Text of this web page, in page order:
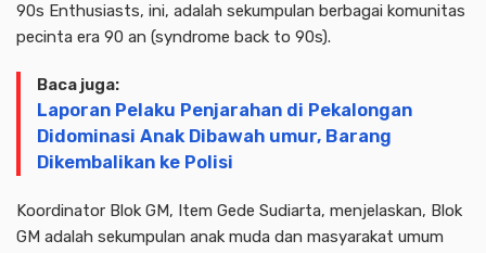
90s Enthusiasts, ini, adalah sekumpulan berbagai komunitas
pecinta era 90 an (syndrome back to 90s).
Baca juga:
Laporan Pelaku Penjarahan di Pekalongan
Didominasi Anak Dibawah umur, Barang
Dikembalikan ke Polisi
Koordinator Blok GM, Item Gede Sudiarta, menjelaskan, Blok
GM adalah sekumpulan anak muda dan masyarakat umum